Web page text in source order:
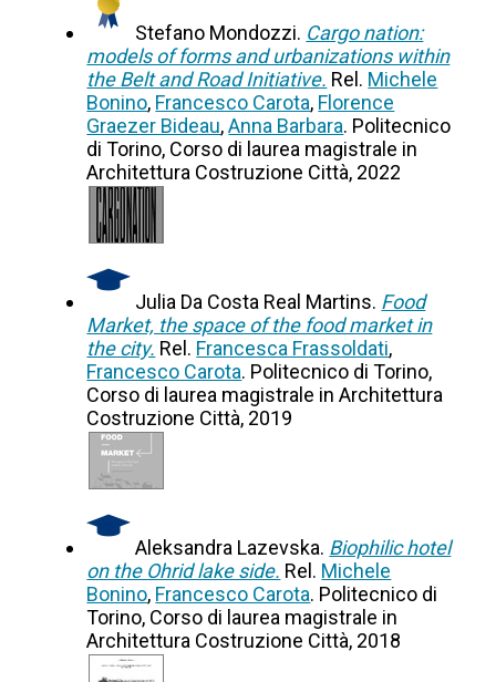
Stefano Mondozzi. Cargo nation:
models of forms and urbanizations within
the Belt and Road Initiative. Rel. Michele
Bonino, Francesco Carota, Florence
Graezer Bideau,Anna Barbara. Politecnico
di Torino, Corso di laurea magistrale in
Architettura Costruzione Città, 2022
Julia Da Costa Real Martins. Food
Market, the space of the food market in
the city. Rel. Francesca Frassoldati,
Francesco Carota. Politecnico di Torino,
Corso di laurea magistrale in Architettura
Costruzione Città, 2019
Aleksandra Lazevska. Biophilic hotel
on the Ohrid lake side. Rel. Michele
Bonino, Francesco Carota. Politecnico di
Torino, Corso di laurea magistrale in
Architettura Costruzione Città, 2018